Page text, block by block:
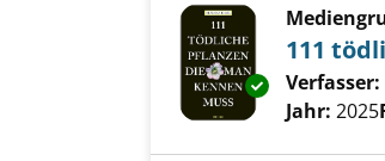
Exemplar-
111
Verfasser:
Jahr: 2025